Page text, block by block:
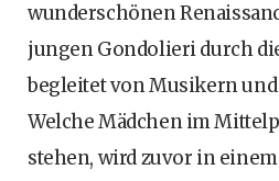
wunderschönen
jungen Gondolieri durch
begleitet von Musikern
Welche Mädchen im
stehen, wird zuvor in